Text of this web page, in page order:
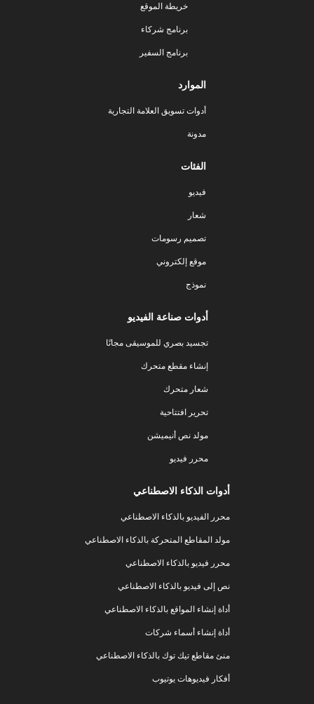
خريطة الموقع
برنامج شركاء
برنامج السفير
الموارد
أدوات تسويق العلامة التجارية
مدونة
الفئات
فيديو
شعار
تصميم رسومات
موقع إلكتروني
نموذج
أدوات صناعة الفيديو
تجسيد بصري للموسيقى مجانًا
إنشاء مقطع متحرك
شعار متحرك
تحرير افتتاحية
مولد نص أنيميشن
محرر فيديو
أدوات الذكاء الاصطناعي
محرر الفيديو بالذكاء الاصطناعي
مولد المقاطع المتحركة بالذكاء الاصطناعي
محرر فيديو بالذكاء الاصطناعي
نص إلى فيديو بالذكاء الاصطناعي
أداة إنشاء المواقع بالذكاء الاصطناعي
أداة إنشاء أسماء شركات
منئ مقاطع تيك توك بالذكاء الاصطناعي
أفكار فيديوهات يوتيوب